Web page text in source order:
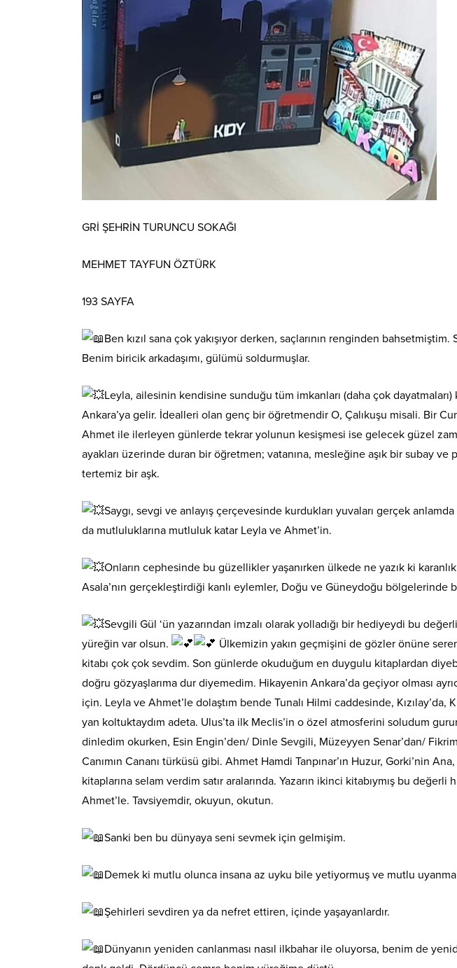
GRİ ŞEHRİN TURUNCU SOKAĞI
MEHMET TAYFUN ÖZTÜRK
193 SAYFA
Ben kızıl sana çok yakışıyor derken, saçlarının renginden bahsetmiştim.
Benim biricik arkadaşımı, gülümü soldurmuşlar.
Leyla, ailesinin kendisine sunduğu tüm imkanları (daha çok
Ankara’ya gelir. İdealleri olan genç bir öğretmendir O, Çalıkuşu misali. Bir
Ahmet ile ilerleyen günlerde tekrar yolunun kesişmesi ise gelecek güzel
ayakları üzerinde duran bir öğretmen; vatanına, mesleğine aşık bir subay ve
tertemiz bir aşk.
Saygı, sevgi ve anlayış çerçevesinde kurdukları yuvaları gerçek
da mutluluklarına mutluluk katar Leyla ve Ahmet’in.
Onların cephesinde bu güzellikler yaşanırken ülkede ne yazık ki
Asala’nın gerçekleştirdiği kanlı eylemler, Doğu ve Güneydoğu bölgelerinde
Sevgili Gül ‘ün yazarından imzalı olarak yolladığı bir hediyeydi bu
yüreğin var olsun.
Ülkemizin yakın geçmişini de gözler önüne
kitabı çok çok sevdim. Son günlerde okuduğum en duygulu kitaplardan
doğru gözyaşlarıma dur diyemedim. Hikayenin Ankara’da geçiyor olması
için. Leyla ve Ahmet’le dolaştım bende Tunalı Hilmi caddesinde, Kızılay’da,
yan koltuktaydım adeta. Ulus’ta ilk Meclis’in o özel atmosferini soludum
dinledim okurken, Esin Engin’den/ Dinle Sevgili, Müzeyyen Senar’dan/
Canımın Cananı türküsü gibi. Ahmet Hamdi Tanpınar’ın Huzur, Gorki’nin
kitaplarına selam verdim satır aralarında. Yazarın ikinci kitabıymış bu değerli
Ahmet’le. Tavsiyemdir, okuyun, okutun.
Sanki ben bu dünyaya seni sevmek için gelmişim.
Demek ki mutlu olunca insana az uyku bile yetiyormuş ve mutlu
Şehirleri sevdiren ya da nefret ettiren, içinde yaşayanlardır.
Dünyanın yeniden canlanması nasıl ilkbahar ile oluyorsa, benim de